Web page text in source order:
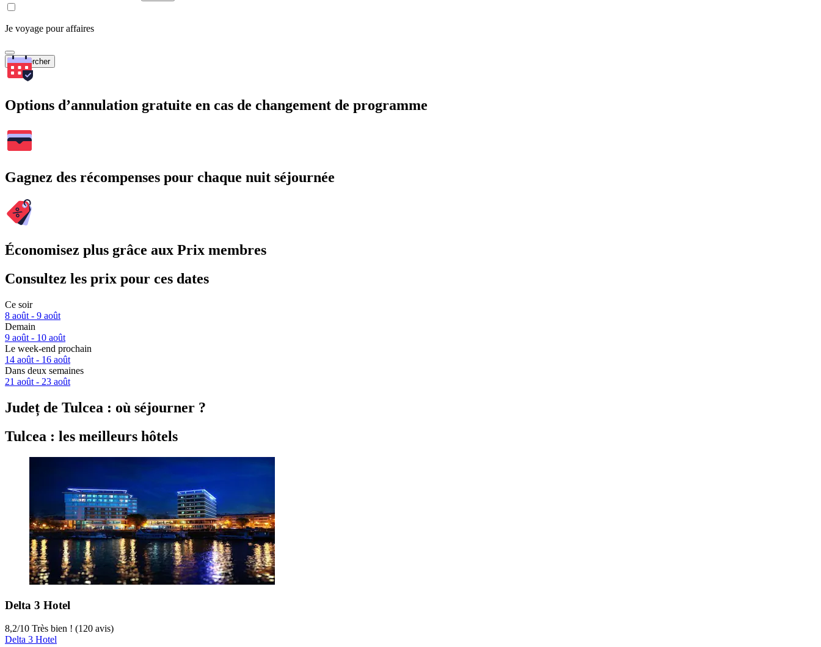
Je voyage pour affaires
Rechercher
Options d’annulation gratuite en cas de changement de programme
Gagnez des récompenses pour chaque nuit séjournée
Économisez plus grâce aux Prix membres
Consultez les prix pour ces dates
Ce soir
8 août - 9 août
Demain
9 août - 10 août
Le week-end prochain
14 août - 16 août
Dans deux semaines
21 août - 23 août
Județ de Tulcea : où séjourner ?
Tulcea : les meilleurs hôtels
Delta 3 Hotel
8,2/10 Très bien ! (120 avis)
Delta 3 Hotel